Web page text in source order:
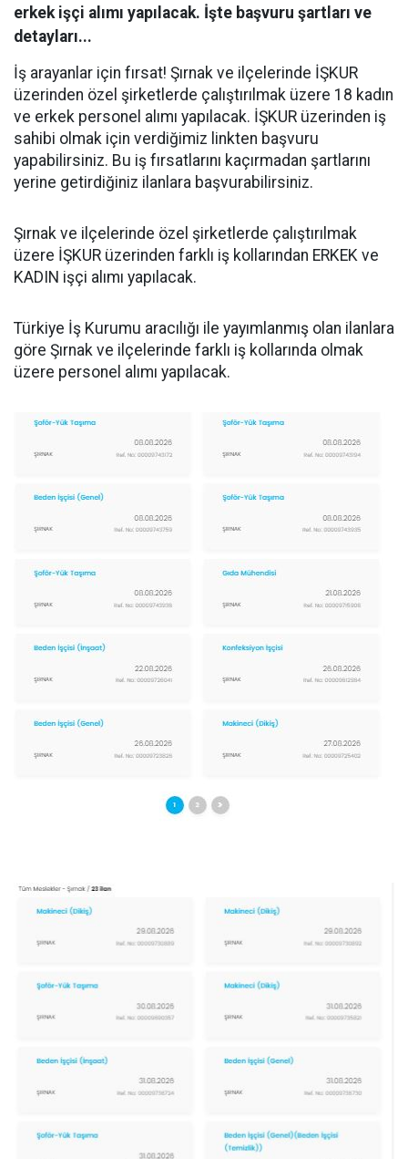
erkek işçi alımı yapılacak. İşte başvuru şartları ve
detayları...
İş arayanlar için fırsat! Şırnak ve ilçelerinde İŞKUR
üzerinden özel şirketlerde çalıştırılmak üzere 18 kadın
ve erkek personel alımı yapılacak. İŞKUR üzerinden iş
sahibi olmak için verdiğimiz linkten başvuru
yapabilirsiniz. Bu iş fırsatlarını kaçırmadan şartlarını
yerine getirdiğiniz ilanlara başvurabilirsiniz.
Şırnak ve ilçelerinde özel şirketlerde çalıştırılmak
üzere İŞKUR üzerinden farklı iş kollarından ERKEK ve
KADIN işçi alımı yapılacak.
Türkiye İş Kurumu aracılığı ile yayımlanmış olan ilanlara
göre Şırnak ve ilçelerinde farklı iş kollarında olmak
üzere personel alımı yapılacak.